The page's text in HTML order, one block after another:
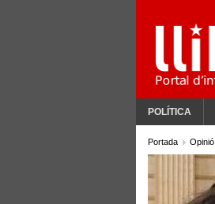
POLÍTICA
Portada Opinió